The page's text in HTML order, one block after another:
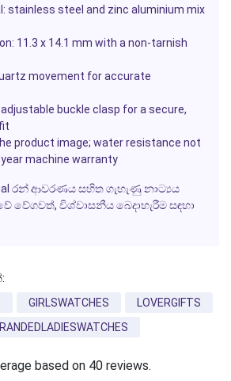
stainless steel and zinc aluminium mix
11.3 x 14.1 mm with a non-tarnish
movement for accurate
adjustable buckle clasp for a secure,
product image; water resistance not
machine warranty
රන් ආවරණය සහිත ගැහැණු නාට්‍යය
වේගවත්, විශ්වාසනීය බෙදාහැරීම සඳහා
GIRLSWATCHES
LOVERGIFTS
based on 40 reviews.